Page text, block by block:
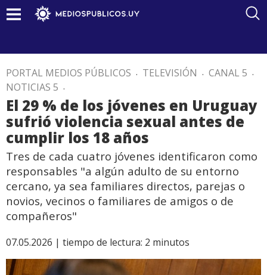
PORTAL MEDIOS PÚBLICOS . TELEVISIÓN . CANAL 5 .
NOTICIAS 5 .
El 29 % de los jóvenes en Uruguay
sufrió violencia sexual antes de
cumplir los 18 años
Tres de cada cuatro jóvenes identificaron como
responsables "a algún adulto de su entorno
cercano, ya sea familiares directos, parejas o
novios, vecinos o familiares de amigos o de
compañeros"
07.05.2026 | tiempo de lectura: 2 minutos